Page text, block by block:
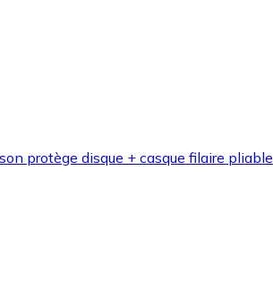
protège disque + casque filaire pliable